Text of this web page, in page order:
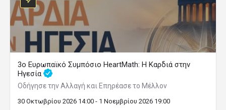
3ο Ευρωπαϊκό Συμπόσιο HeartMath: Η Καρδιά στην
Ηγεσία
Οδήγησε την Αλλαγή και Επηρέασε το Μέλλον
30 Οκτωβρίου 2026 14:00 - 1 Νοεμβρίου 2026 19:00